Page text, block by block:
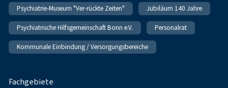
Psychiatrie-Museum "Ver-rückte Zeiten" Jubiläum 140 Jahre
Psychiatrische Hilfsgemeinschaft Bonn e.V. Personalrat
Kommunale Einbindung / Versorgungsbereiche
Fachgebiete